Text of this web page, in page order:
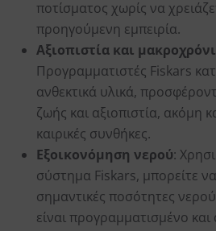
ποτίσματος χωρίς να
προηγούμενη εμπειρία.
Αξιοπιστία και
Προγραμματιστές Fiskars
ανθεκτικά υλικά,
ζωής και αξιοπιστία, ακόμη
καιρικές συνθήκες.
Εξοικονόμηση νερού:
σύστημα Fiskars, μπορείτε
σημαντικές ποσότητες
είναι προγραμματισμένο